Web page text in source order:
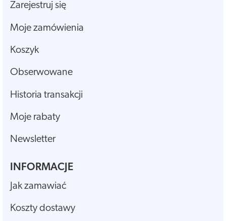
Zarejestruj się
Moje zamówienia
Koszyk
Obserwowane
Historia transakcji
Moje rabaty
Newsletter
INFORMACJE
Jak zamawiać
Koszty dostawy